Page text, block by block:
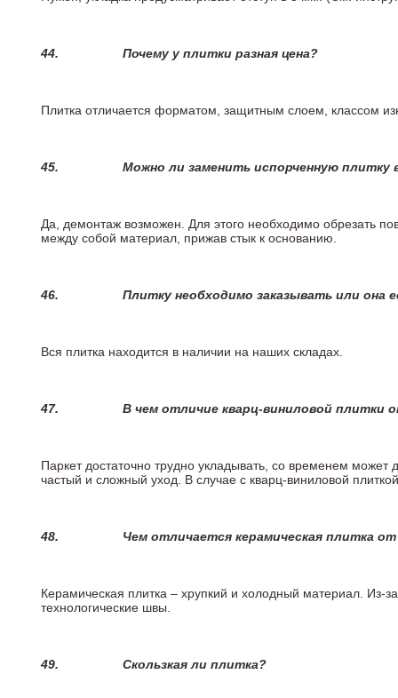
44. Почему у плитки разная цена?
Плитка отличается форматом, защитным слоем, классом
45. Можно ли заменить испорченную плитку
Да, демонтаж возможен. Для этого необходимо обрезать
между собой материал, прижав стык к основанию.
46. Плитку необходимо заказывать или она
Вся плитка находится в наличии на наших складах.
47. В чем отличие кварц-виниловой плитки
Паркет достаточно трудно укладывать, со временем
частый и сложный уход. В случае с кварц-виниловой
48. Чем отличается керамическая плитка
Керамическая плитка – хрупкий и холодный материал. Из-
технологические швы.
49. Скользкая ли плитка?